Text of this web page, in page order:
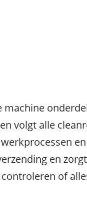
machine
volgt alle
en
of